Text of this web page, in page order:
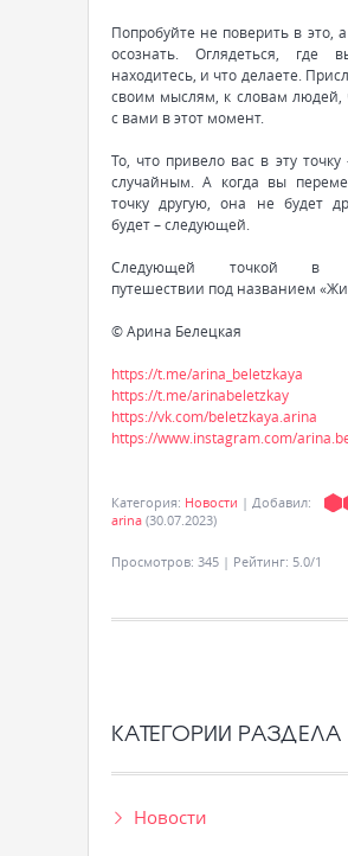
Попробуйте не поверить в это,
осознать. Оглядеться, где
находитесь, и что делаете.
своим мыслям, к словам людей,
с вами в этот момент.
То, что привело вас в эту
случайным. А когда вы
точку другую, она не будет
будет – следующей.
Следующей точкой в
путешествии под названием
© Арина Белецкая
https://t.me/arina_beletzkaya
https://t.me/arinabeletzkay
https://vk.com/beletzkaya.arina
https://www.instagram.com/
Категория: Новости | Добавил:
arina (30.07.2023)
Просмотров: 345 | Рейтинг: 5.0/1
КАТЕГОРИИ РАЗДЕЛА
Новости